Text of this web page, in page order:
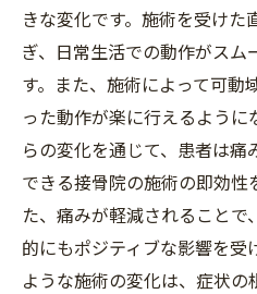
きな変化です。施術を受けた
ぎ、日常生活での動作がスム
す。また、施術によって可動
った動作が楽に行えるよう
らの変化を通じて、患者は
できる接骨院の施術の即効性
た、痛みが軽減されること
的にもポジティブな影響を受
ような施術の変化は、症状の